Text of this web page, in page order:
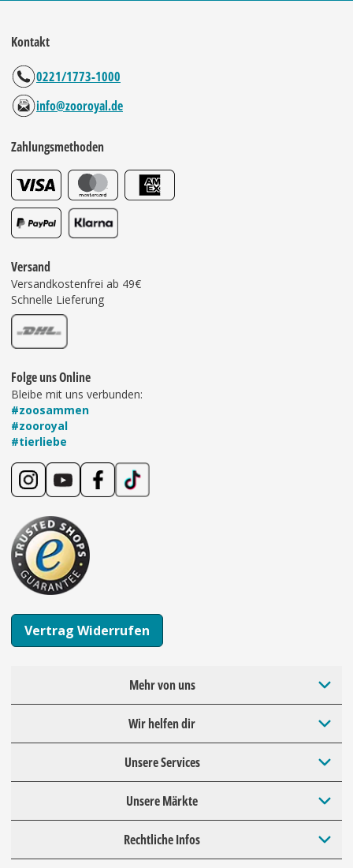
Kontakt
0221/1773-1000
info@zooroyal.de
Zahlungsmethoden
Versand
Versandkostenfrei ab 49€
Schnelle Lieferung
Folge uns Online
Bleibe mit uns verbunden:
#zoosammen
#zooroyal
#tierliebe
Vertrag Widerrufen
Mehr von uns
Wir helfen dir
Unsere Services
Unsere Märkte
Rechtliche Infos